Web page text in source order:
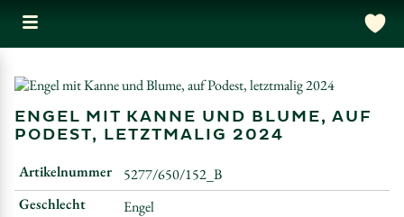
ENGEL MIT KANNE UND BLUME, AUF
PODEST, LETZTMALIG 2024
Artikelnummer
5277/650/152_B
Geschlecht
Engel